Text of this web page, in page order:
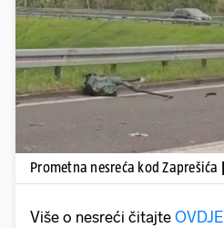
Pokretanje
Prometna nesreća kod Zaprešića
Više o nesreći čitajte OVDJE